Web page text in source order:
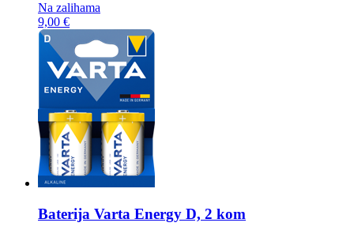
Na zalihama
9,00 €
Baterija Varta Energy D, 2 kom